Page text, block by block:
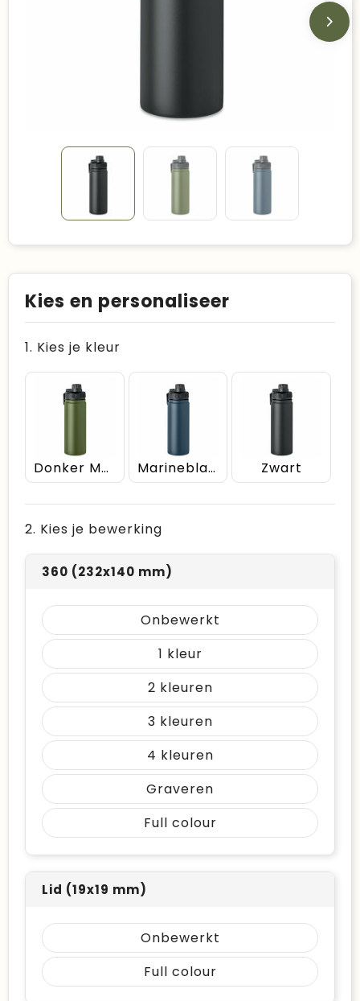
Kies en personaliseer
1. Kies je kleur
Donker Marinegroen Marineblauw Zwart
2. Kies je bewerking
360 (232x140 mm)
Onbewerkt
1
2
3
4
Graveren
Full colour
Lid (19x19 mm)
Onbewerkt
Full colour